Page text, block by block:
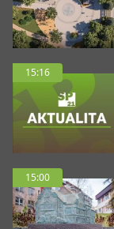
15:16
15:00